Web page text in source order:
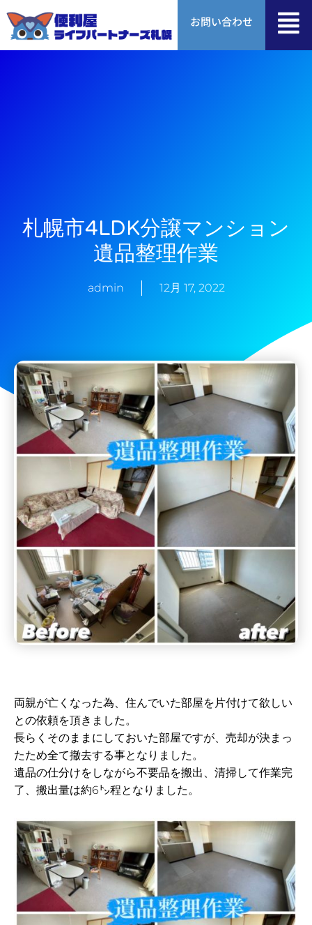
容
ス
お問い合わせ
札幌市4LDK分譲マンション
遺品整理作業
admin 12月 17, 2022
両親が亡くなった為、住んでいた部屋を片付けて欲しい
との依頼を頂きました。
長らくそのままにしておいた部屋ですが、売却が決まっ
たため全て撤去する事となりました。
遺品の仕分けをしながら不要品を搬出、清掃して作業完
了、搬出量は約6㌧程となりました。